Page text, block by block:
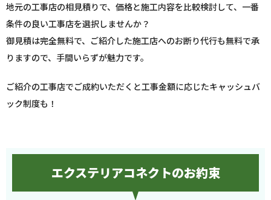
地元の工事店の相見積りで、価格と施工内容を比較検討して、一番
条件の良い工事店を選択しませんか？
御見積は完全無料で、ご紹介した施工店へのお断り代行も無料で承
りますので、手間いらずが魅力です。
ご紹介の工事店でご成約いただくと工事金額に応じたキャッシュバ
ック制度も！
エクステリアコネクトのお約束